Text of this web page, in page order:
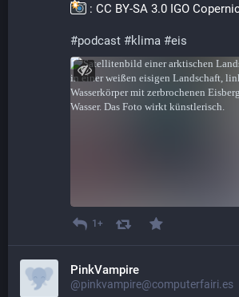
: CC BY-SA 3.0 IGO
#podcast #klima #eis
1+
PinkVampire
@pinkvampire@computerfairi.es